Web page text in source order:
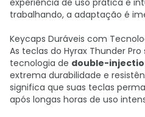
experiência de uso prática e
trabalhando, a adaptação é
Keycaps Duráveis com
As teclas do Hyrax Thunder
tecnologia de double-
extrema durabilidade e
significa que suas teclas
após longas horas de uso